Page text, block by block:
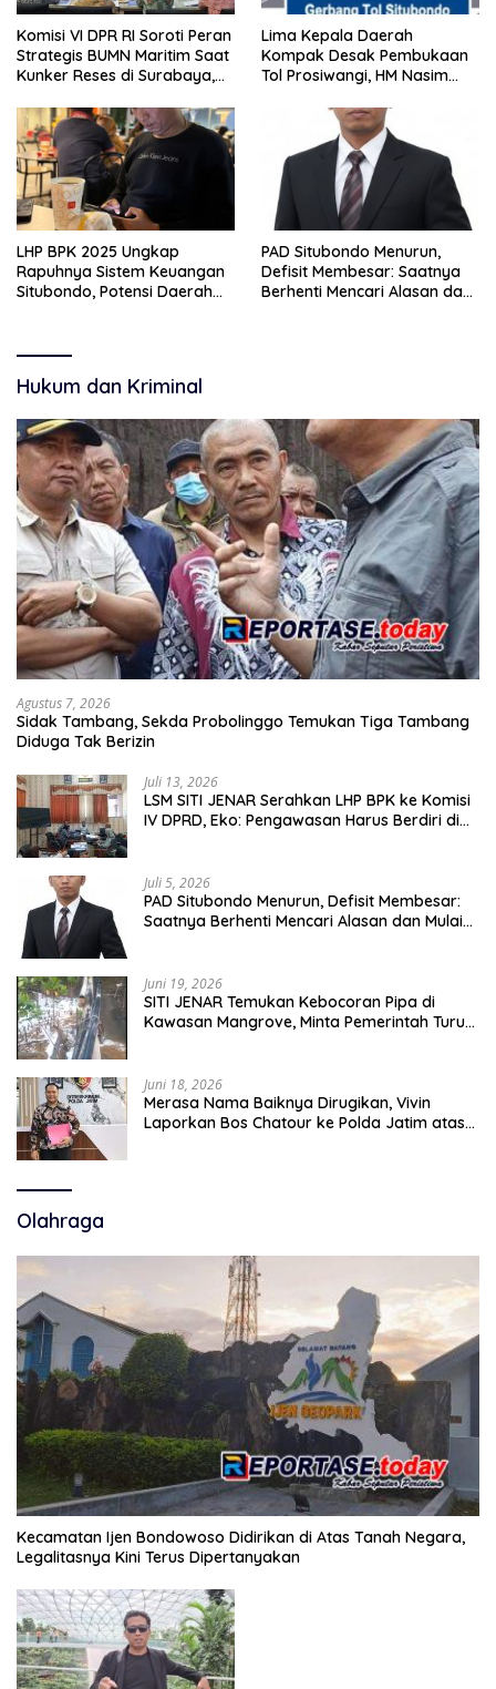
Komisi VI DPR RI Soroti Peran
Strategis BUMN Maritim Saat
Kunker Reses di Surabaya,
Lima Kepala Daerah
Kompak Desak Pembukaan
Tol Prosiwangi, HM Nasim
Pemerintah Pusat
LHP BPK 2025 Ungkap
Rapuhnya Sistem Keuangan
Situbondo, Potensi Daerah
PAD Situbondo Menurun,
Defisit Membesar: Saatnya
Berhenti Mencari Alasan dan
Hukum dan Kriminal
Agustus 7, 2026
Sidak Tambang, Sekda Probolinggo Temukan Tiga Tambang
Diduga Tak Berizin
Juli 13, 2026
LSM SITI JENAR Serahkan LHP BPK ke Komisi
IV DPRD, Eko: Pengawasan Harus Berdiri di
Juli 5, 2026
PAD Situbondo Menurun, Defisit Membesar:
Saatnya Berhenti Mencari Alasan dan Mulai
Juni 19, 2026
SITI JENAR Temukan Kebocoran Pipa di
Kawasan Mangrove, Minta Pemerintah Turun
Juni 18, 2026
Merasa Nama Baiknya Dirugikan, Vivin
Laporkan Bos Chatour ke Polda Jatim atas
Olahraga
Kecamatan Ijen Bondowoso Didirikan di Atas Tanah Negara,
Legalitasnya Kini Terus Dipertanyakan